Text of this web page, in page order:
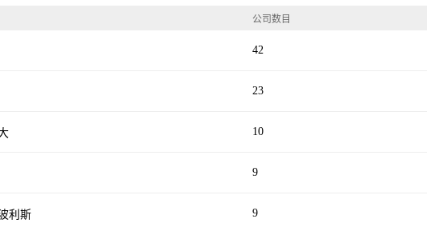
公司数目
42
23
10
9
利斯 9